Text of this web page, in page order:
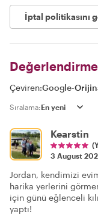
İptal politikasını
Çeviren:Google-
Sıralama:
Kearstin
3 August
Jordan, kendimizi
harika yerlerini
için günü eğlenceli
yaptı!